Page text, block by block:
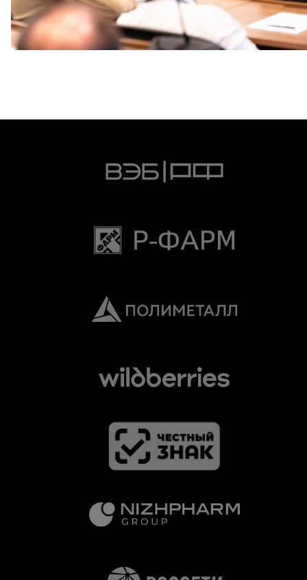
ПФК ЦСКА принял участие в конференции Сбера AI,
посвященной искусственному интеллекту в футболе
4 АВГУСТА 2026 08:00